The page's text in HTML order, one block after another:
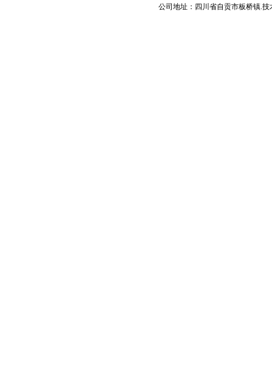
公司地址：四川省自贡市板桥镇.技